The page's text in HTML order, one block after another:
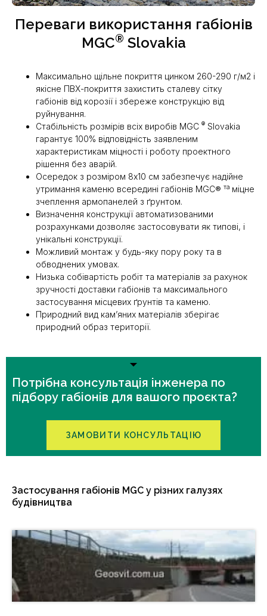
Переваги використання габіонів
MGС® Slovakia
Максимально щільне покриття цинком 260-290 г/м2 і
якісне ПВХ-покриття захистить сталеву сітку
габіонів від корозії і збереже конструкцію від
руйнування.
Стабільність розмірів всіх виробів MGС ® Slovakia
гарантує 100% відповідність заявленим
характеристикам міцності і роботу проектного
рішення без аварій.
Осередок з розміром 8х10 см забезпечує надійне
утримання каменю всередині габіонів MGС® та міцне
зчеплення армопанелей з ґрунтом.
Визначення конструкції автоматизованими
розрахунками дозволяє застосовувати як типові, і
унікальні конструкції.
Можливий монтаж у будь-яку пору року та в
обводнених умовах.
Низька собівартість робіт та матеріалів за рахунок
зручності доставки габіонів та максимального
застосування місцевих ґрунтів та каменю.
Природний вид кам’яних матеріалів зберігає
природний образ території.
Потрібна консультація інженера по
підбору габіонів для вашого проєкта?
ЗАМОВИТИ КОНСУЛЬТАЦІЮ
Застосування габіонів MGC у різних галузях
будівництва